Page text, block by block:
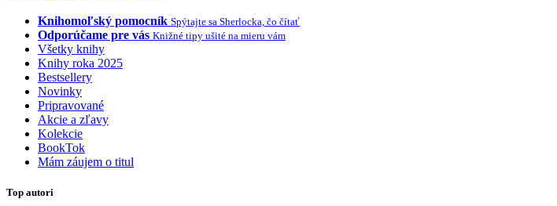
Knihomoľský pomocník Spýtajte sa Sherlocka, čo čítať
Odporúčame pre vás Knižné tipy ušité na mieru vám
Všetky knihy
Knihy roka 2025
Bestsellery
Novinky
Pripravované
Akcie a zľavy
Kolekcie
BookTok
Mám záujem o titul
Top autori